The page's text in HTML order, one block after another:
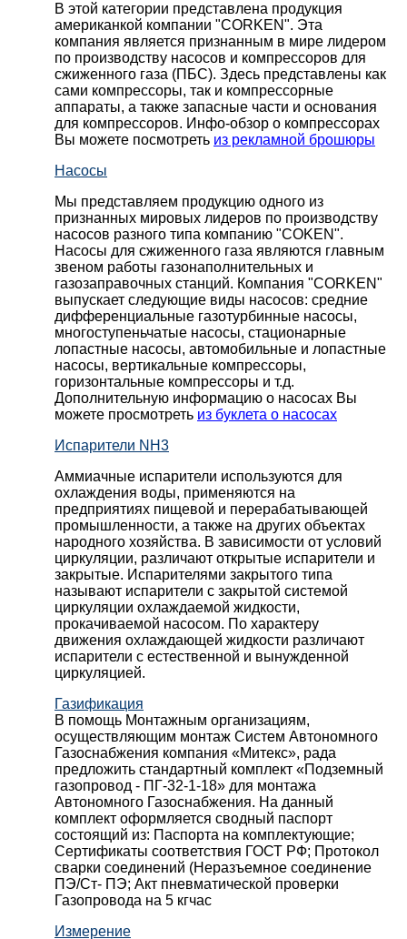
В этой категории представлена продукция
американкой компании "CORKEN". Эта
компания является признанным в мире лидером
по производству насосов и компрессоров для
сжиженного газа (ПБС). Здесь представлены как
сами компрессоры, так и компрессорные
аппараты, а также запасные части и основания
для компрессоров. Инфо-обзор о компрессорах
Вы можете посмотреть из рекламной брошюры
Насосы
Мы представляем продукцию одного из
признанных мировых лидеров по производству
насосов разного типа компанию "COKEN".
Насосы для сжиженного газа являются главным
звеном работы газонаполнительных и
газозаправочных станций. Компания "CORKEN"
выпускает следующие виды насосов: cредние
дифференциальные газотурбинные насосы,
многоступеньчатые насосы, стационарные
лопастные насосы, автомобильные и лопaстные
насосы, вертикальные компрессоры,
горизонтальные компрессоры и т.д.
Дополнительную информацию о насосах Вы
можете просмотреть из буклета о насосах
Испарители NH3
Аммиачные испарители используются для
охлаждения воды, применяются на
предприятиях пищевой и перерабатывающей
промышленности, а также на других объектах
народного хозяйства. В зависимости от условий
циркуляции, различают открытые испарители и
закрытые. Испарителями закрытого типа
называют испарители с закрытой системой
циркуляции охлаждаемой жидкости,
прокачиваемой насосом. По характеру
движения охлаждающей жидкости различают
испарители с естественной и вынужденной
циркуляцией.
Газификация
В помощь Монтажным организациям,
осуществляющим монтаж Систем Автономного
Газоснабжения компания «Митекс», рада
предложить стандартный комплект «Подземный
газопровод - ПГ-32-1-18» для монтажа
Автономного Газоснабжения. На данный
комплект оформляется сводный паспорт
состоящий из: Паспорта на комплектующие;
Сертификаты соответствия ГОСТ РФ; Протокол
сварки соединений (Неразъемное соединение
ПЭ/Ст- ПЭ; Акт пневматической проверки
Газопровода на 5 кгчас
Измерение